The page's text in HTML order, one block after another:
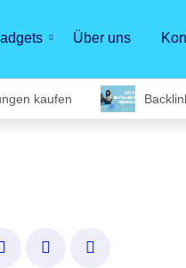
Über uns
kaufen